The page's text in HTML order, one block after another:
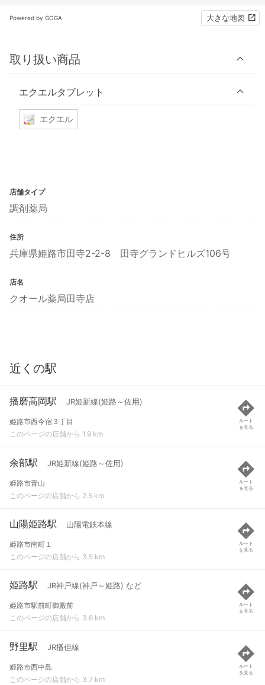
Powered by GOGA 大きな地図
取り扱い商品
エクエルタブレット
エクエル
店舗タイプ
調剤薬局
住所
兵庫県姫路市田寺2-2-8 田寺グランドヒルズ106号
店名
クオール薬局田寺店
近くの駅
播磨高岡駅 JR姫新線(姫路～佐用)
姫路市西今宿３丁目
このページの店舗から 1.9 km
ルート
を見る
余部駅 JR姫新線(姫路～佐用)
姫路市青山
このページの店舗から 2.5 km
ルート
を見る
山陽姫路駅 山陽電鉄本線
姫路市南町１
このページの店舗から 3.5 km
ルート
を見る
姫路駅 JR神戸線(神戸～姫路) など
姫路市駅前町御殿前
このページの店舗から 3.6 km
ルート
を見る
野里駅 JR播但線
姫路市西中島
このページの店舗から 3.7 km
ルート
を見る